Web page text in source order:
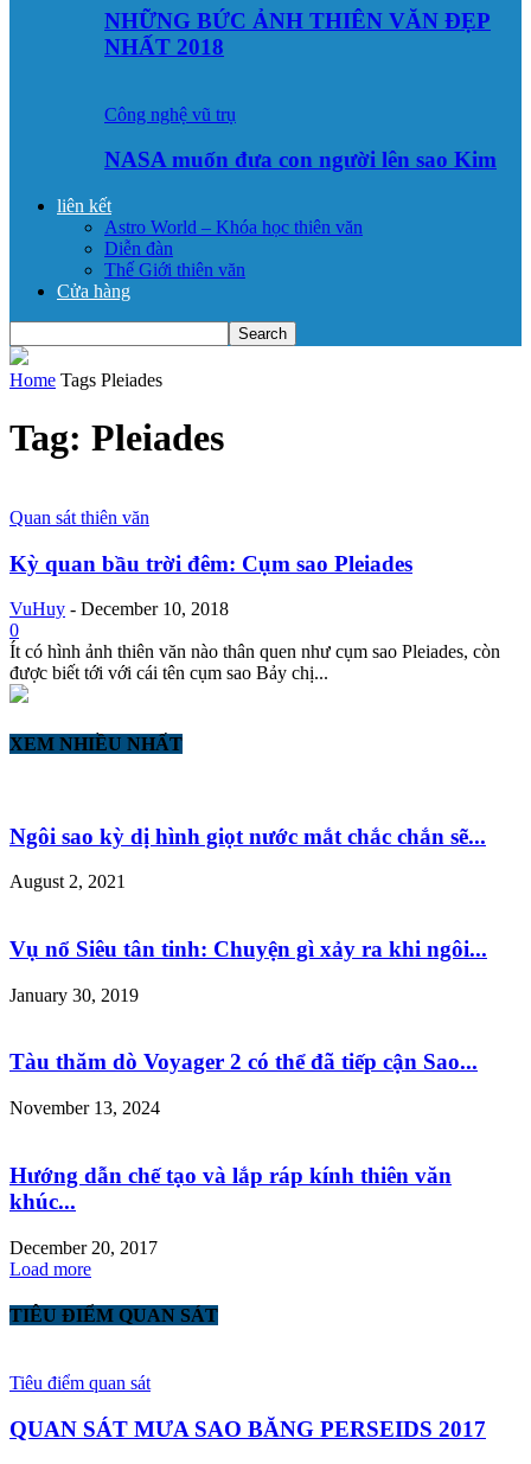
NHỮNG BỨC ẢNH THIÊN VĂN ĐẸP
NHẤT 2018
Công nghệ vũ trụ
NASA muốn đưa con người lên sao Kim
liên kết
Astro World – Khóa học thiên văn
Diễn đàn
Thế Giới thiên văn
Cửa hàng
Home Tags Pleiades
Tag: Pleiades
Quan sát thiên văn
Kỳ quan bầu trời đêm: Cụm sao Pleiades
VuHuy - December 10, 2018
0
Ít có hình ảnh thiên văn nào thân quen như cụm sao Pleiades, còn
được biết tới với cái tên cụm sao Bảy chị...
XEM NHIỀU NHẤT
Ngôi sao kỳ dị hình giọt nước mắt chắc chắn sẽ...
August 2, 2021
Vụ nổ Siêu tân tinh: Chuyện gì xảy ra khi ngôi...
January 30, 2019
Tàu thăm dò Voyager 2 có thể đã tiếp cận Sao...
November 13, 2024
Hướng dẫn chế tạo và lắp ráp kính thiên văn
khúc...
December 20, 2017
Load more
TIÊU ĐIỂM QUAN SÁT
Tiêu điểm quan sát
QUAN SÁT MƯA SAO BĂNG PERSEIDS 2017